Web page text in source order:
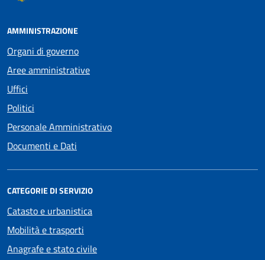
AMMINISTRAZIONE
Organi di governo
Aree amministrative
Uffici
Politici
Personale Amministrativo
Documenti e Dati
CATEGORIE DI SERVIZIO
Catasto e urbanistica
Mobilità e trasporti
Anagrafe e stato civile